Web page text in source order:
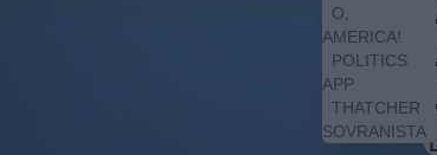
O,
AMERICA!
POLITICS
APP
THATCHER
SOVRANISTA